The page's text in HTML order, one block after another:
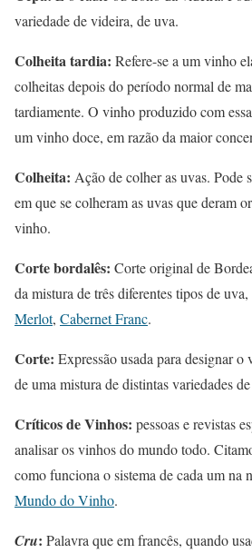
variedade de videira, de uva.
Colheita tardia: Refere-se a um vinho
colheitas depois do período normal de
tardiamente. O vinho produzido com
um vinho doce, em razão da maior
Colheita: Ação de colher as uvas. Pode
em que se colheram as uvas que deram
vinho.
Corte bordalês: Corte original de
da mistura de três diferentes tipos de uva,
Merlot, Cabernet Franc.
Corte: Expressão usada para designar
de uma mistura de distintas variedades
Críticos de Vinhos: pessoas e revistas
analisar os vinhos do mundo todo.
como funciona o sistema de cada um na
Mundo do Vinho.
Cru: Palavra que em francês, quando